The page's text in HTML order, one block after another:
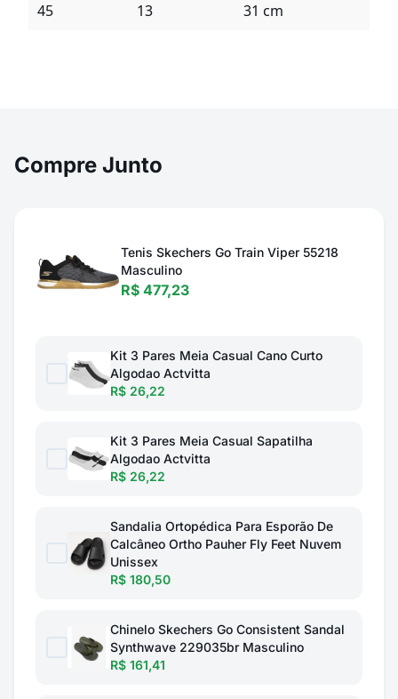
45 13 31 cm
Compre Junto
Tenis Skechers Go Train Viper 55218
Masculino
R$ 477,23
Kit 3 Pares Meia Casual Cano Curto
Algodao Actvitta
R$ 26,22
Kit 3 Pares Meia Casual Sapatilha
Algodao Actvitta
R$ 26,22
Sandalia Ortopédica Para Esporão De
Calcâneo Ortho Pauher Fly Feet Nuvem
Unissex
R$ 180,50
Chinelo Skechers Go Consistent Sandal
Synthwave 229035br Masculino
R$ 161,41